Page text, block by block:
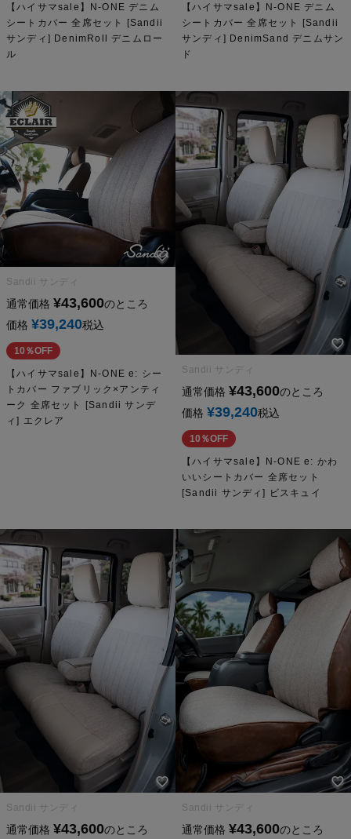
【ハイサマsale】N-ONE デニム
シートカバー 全席セット [Sandii
サンディ] DenimRoll デニムロー
ル
【ハイサマsale】N-ONE デニム
シートカバー 全席セット [Sandii
サンディ] DenimSand デニムサン
ド
Sandii サンディ
通常価格 ¥43,600のところ
価格 ¥39,240税込
10％OFF
【ハイサマsale】N-ONE e: シー
トカバー ファブリック×アンティ
ーク 全席セット [Sandii サンデ
ィ] エクレア
Sandii サンディ
通常価格 ¥43,600のところ
価格 ¥39,240税込
10％OFF
【ハイサマsale】N-ONE e: かわ
いいシートカバー 全席セット
[Sandii サンディ] ビスキュイ
Sandii サンディ
通常価格 ¥43,600のところ
Sandii サンディ
通常価格 ¥43,600のところ